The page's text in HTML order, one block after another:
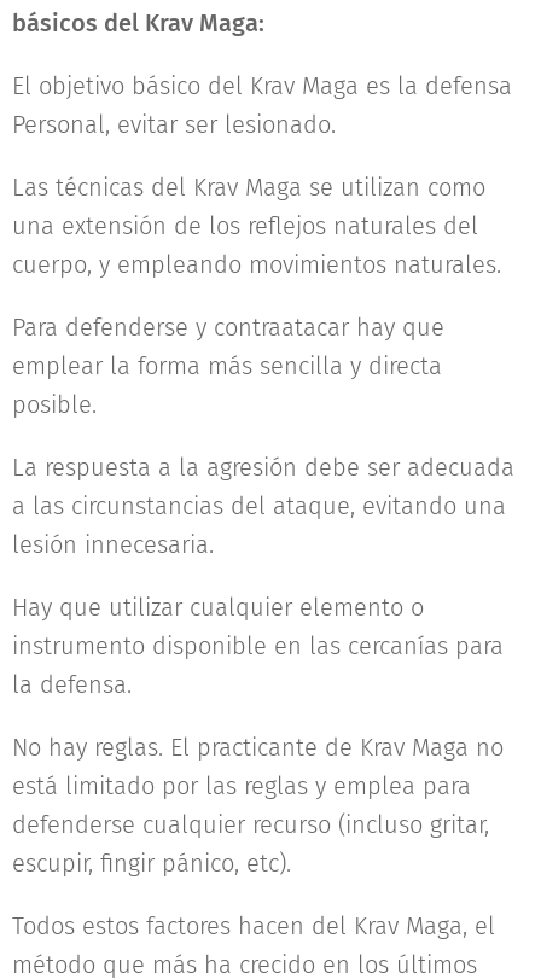
básicos del Krav Maga:
El objetivo básico del Krav Maga es la defensa
Personal, evitar ser lesionado.
Las técnicas del Krav Maga se utilizan como
una extensión de los reflejos naturales del
cuerpo, y empleando movimientos naturales.
Para defenderse y contraatacar hay que
emplear la forma más sencilla y directa
posible.
La respuesta a la agresión debe ser adecuada
a las circunstancias del ataque, evitando una
lesión innecesaria.
Hay que utilizar cualquier elemento o
instrumento disponible en las cercanías para
la defensa.
No hay reglas. El practicante de Krav Maga no
está limitado por las reglas y emplea para
defenderse cualquier recurso (incluso gritar,
escupir, fingir pánico, etc).
Todos estos factores hacen del Krav Maga, el
método que más ha crecido en los últimos